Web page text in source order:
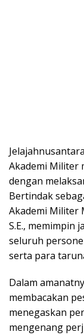
Akademi Militer
dengan
Bertindak
Akademi Militer
S.E., memimpin
seluruh
serta para
Dalam
membacakan
menegaskan
mengenang